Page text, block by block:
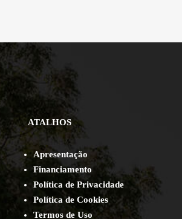
ATALHOS
Apresentação
Financiamento
Política de Privacidade
Política de Cookies
Termos de Uso